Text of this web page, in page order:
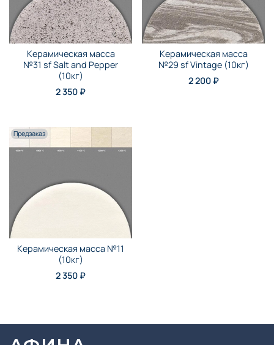
Керамическая масса
№31 sf Salt and Pepper
(10кг)
2 350 ₽
Керамическая масса
№29 sf Vintage (10кг)
2 200 ₽
Предзаказ
Керамическая масса №11
(10кг)
2 350 ₽